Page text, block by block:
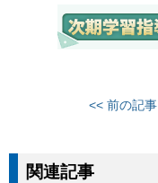
<< 前の記事
関連記事